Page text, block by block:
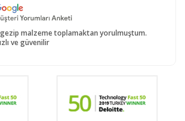
malzeme toplamaktan yorulmuştum.
ve güvenilir